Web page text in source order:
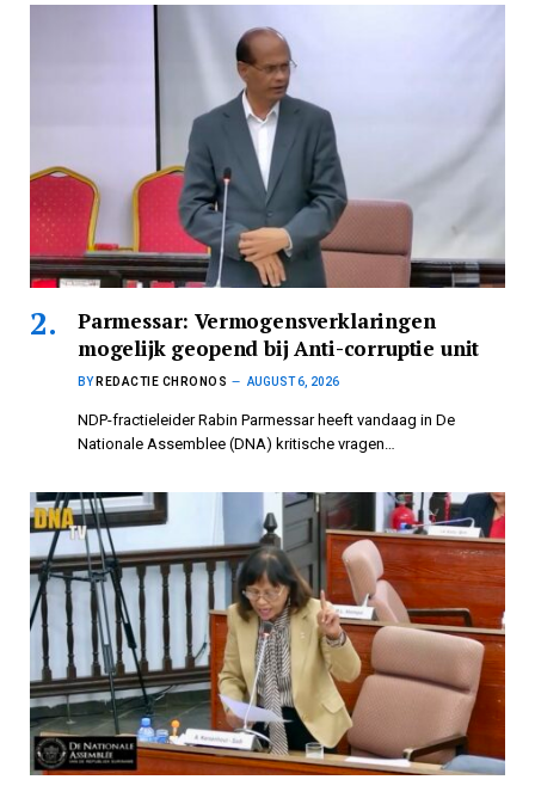
Parmessar: Vermogensverklaringen
mogelijk geopend bij Anti-corruptie unit
BY REDACTIE CHRONOS AUGUST 6, 2026
NDP-fractieleider Rabin Parmessar heeft vandaag in De
Nationale Assemblee (DNA) kritische vragen…